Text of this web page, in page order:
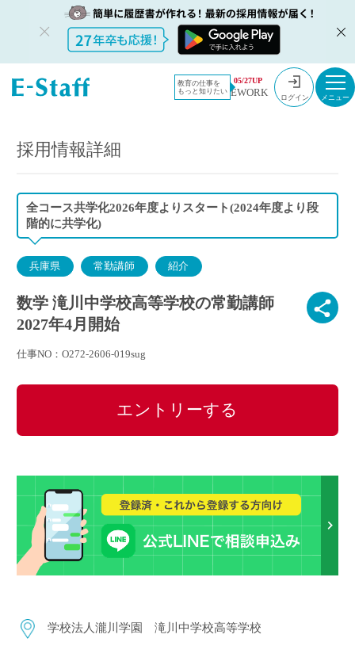
教育の仕事を
もっと知りたい
05/27UP
EWORK ログイン
教員採用情
報のイー・
採用情報
数学 滝川中学校高等学校の常勤講師 2027年4月開始
採用情報詳細
全コース共学化2026年度よりスタート(2024年度より段
階的に共学化)
兵庫県 常勤講師 紹介
数学 滝川中学校高等学校の常勤講師
2027年4月開始
仕事NO：O272-2606-019sug
エントリーする
学校法人瀧川学園 滝川中学校高等学校